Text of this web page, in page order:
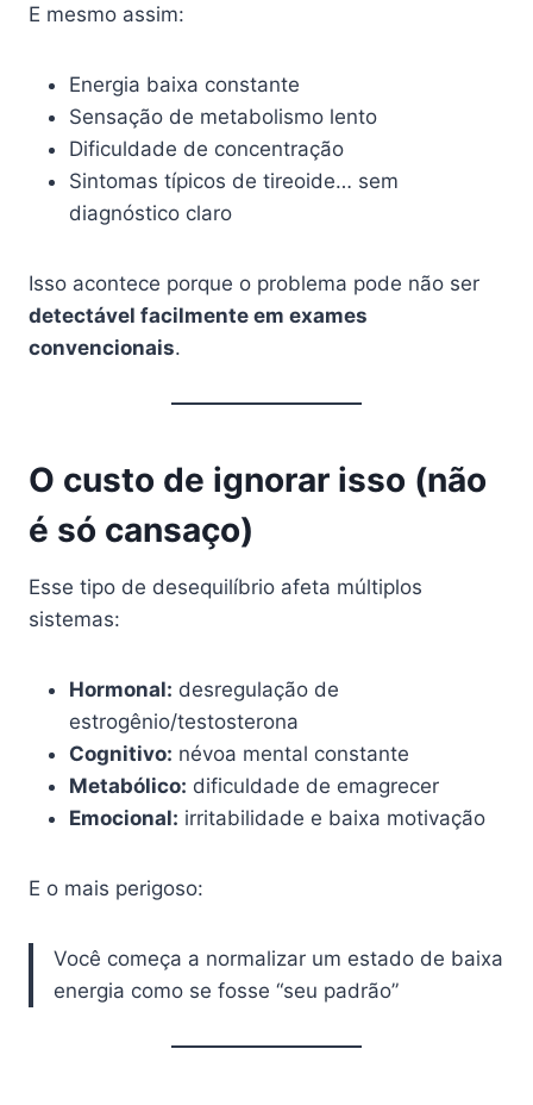
E mesmo assim:
Energia baixa constante
Sensação de metabolismo lento
Dificuldade de concentração
Sintomas típicos de tireoide… sem
diagnóstico claro
Isso acontece porque o problema pode não ser
detectável facilmente em exames
convencionais.
O custo de ignorar isso (não
é só cansaço)
Esse tipo de desequilíbrio afeta múltiplos
sistemas:
Hormonal: desregulação de
estrogênio/testosterona
Cognitivo: névoa mental constante
Metabólico: dificuldade de emagrecer
Emocional: irritabilidade e baixa motivação
E o mais perigoso:
Você começa a normalizar um estado de baixa
energia como se fosse “seu padrão”